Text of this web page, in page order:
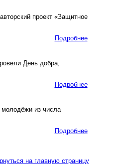
проект «Защитное
Подробнее
День добра,
Подробнее
из числа
Подробнее
на главную страницу